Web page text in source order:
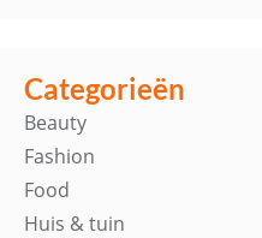
Categorieën
Beauty
Fashion
Food
Huis & tuin